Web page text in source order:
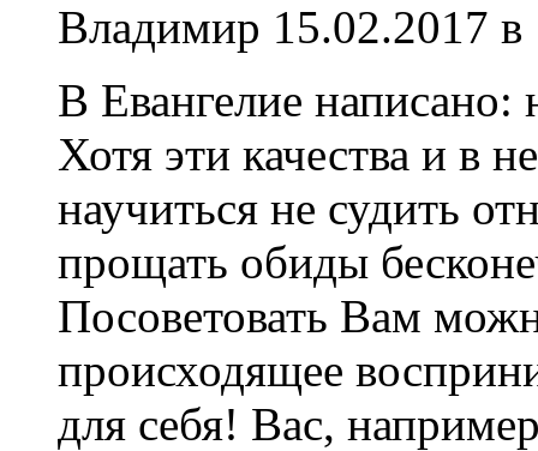
Владимир 15.02.2017
В Евангелие
Хотя эти качества и в
научиться не судить
прощать обиды
Посоветовать Вам
происходящее
для себя! Вас,